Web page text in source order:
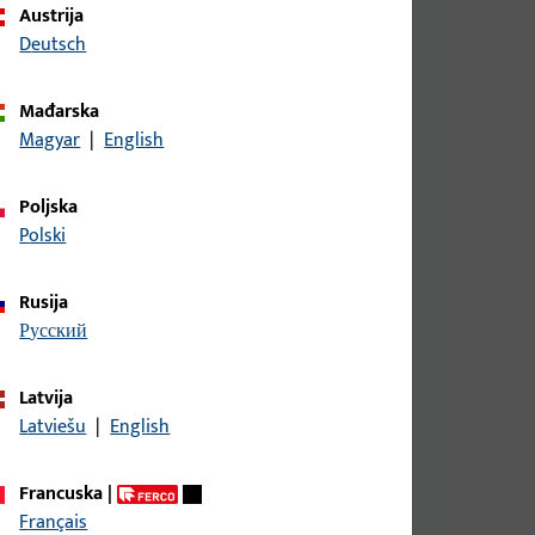
Austrija
Deutsch
Mađarska
Magyar | English
Poljska
Polski
Rusija
русский
Latvija
Latviešu | English
Francuska|
Français